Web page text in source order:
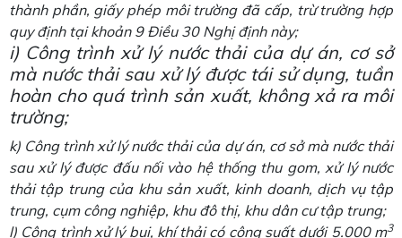
thành phần, giấy phép môi trường đã cấp, trừ trường hợp
quy định tại khoản 9 Điều 30 Nghị định này;
i) Công trình xử lý nước thải của dự án, cơ sở
mà nước thải sau xử lý được tái sử dụng, tuần
hoàn cho quá trình sản xuất, không xả ra môi
trường;
k) Công trình xử lý nước thải của dự án, cơ sở mà nước thải
sau xử lý được đấu nối vào hệ thống thu gom, xử lý nước
thải tập trung của khu sản xuất, kinh doanh, dịch vụ tập
trung, cụm công nghiệp, khu đô thị, khu dân cư tập trung;
l) Công trình xử lý bụi, khí thải có công suất dưới 5.000 m3